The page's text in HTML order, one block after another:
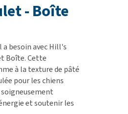
- Boîte
besoin avec Hill's
Boîte. Cette
à la texture de pâté
pour les chiens
et soutenir les